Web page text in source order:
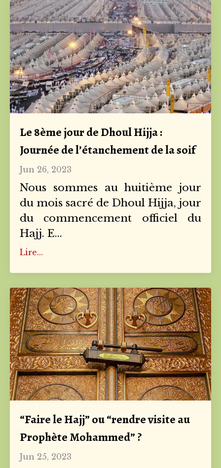
Le 8ème jour de Dhoul Hijja :
Journée de l’étanchement de la soif
Jun 26, 2023
Nous sommes au huitième jour
du mois sacré de Dhoul Hijja, jour
du commencement officiel du
Hajj. E...
Lire...
“Faire le Hajj” ou “rendre visite au
Prophète Mohammed” ?
Jun 25, 2023